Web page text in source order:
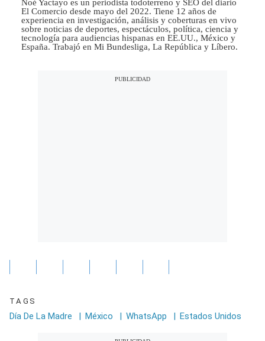
Noé Yactayo es un periodista todoterreno y SEO del diario
El Comercio desde mayo del 2022. Tiene 12 años de
experiencia en investigación, análisis y coberturas en vivo
sobre noticias de deportes, espectáculos, política, ciencia y
tecnología para audiencias hispanas en EE.UU., México y
España. Trabajó en Mi Bundesliga, La República y Líbero.
TAGS
Día De La Madre | México | WhatsApp | Estados Unidos